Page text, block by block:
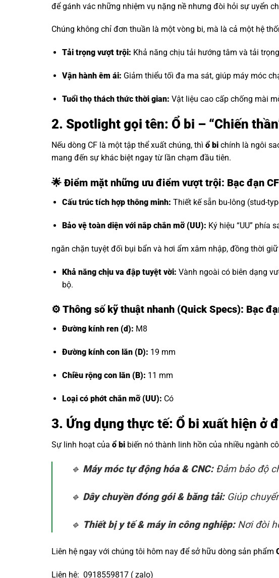
để gánh vác những nhiệm vụ nặng nề nhưng đòi hỏi sự uyển
Chúng không chỉ đơn thuần là một vòng bi, mà là cả một hệ
Tải trọng vượt trội: Khả năng chịu tải hướng tâm và tải
Vận hành êm ái: Giảm thiểu tối đa ma sát, giúp máy móc
Tuổi thọ thách thức thời gian: Vật liệu cao cấp chống mài
2. Spotlight gọi tên: Ổ bi – “Chiến
Nếu dòng CF là một tập thể xuất chúng, thì ổ bi chính là ngôi
mang đến sự khác biệt ngay từ lần chạm đầu tiên.
🌟 Điểm mặt những ưu điểm vượt trội: Bạc đạn
Cấu trúc tích hợp thông minh: Thiết kế sẵn bu-lông (stud-
Bảo vệ toàn diện với nắp chắn mỡ (UU): Ký hiệu “UU” phía
ngăn chặn tuyệt đối bụi bẩn và hơi ẩm xâm nhập, đồng thời
Khả năng chịu va đập tuyệt vời: Vành ngoài có biên dạng
bộ.
⚙️ Thông số kỹ thuật nhanh (Quick Specs): Bạc
Đường kính ren (d): M8
Đường kính con lăn (D): 19 mm
Chiều rộng con lăn (B): 11 mm
Loại có phớt chắn mỡ (UU): Có
3. Ứng dụng thực tế: Ổ bi xuất hiện ở
Sự linh hoạt của ổ bi biến nó thành linh hồn của nhiều ngành
🔹 Máy móc tự động hóa & CNC:Đảm bảo độ
🔹 Dây chuyền đóng gói & băng tải:Giúp
🔹 Thiết bị y tế & máy in công nghiệp:Nơi đòi
Liên hệ ngay với chúng tôi hôm nay để sở hữu dòng sản phẩm
Liên hệ: 0918559817 ( zalo)